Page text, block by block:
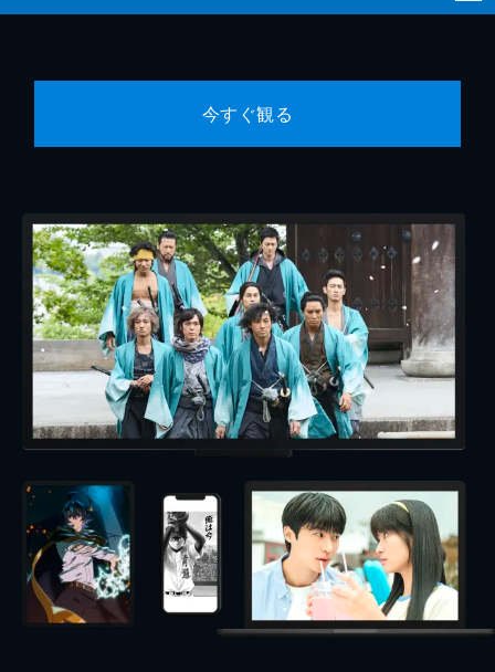
今すぐ観る